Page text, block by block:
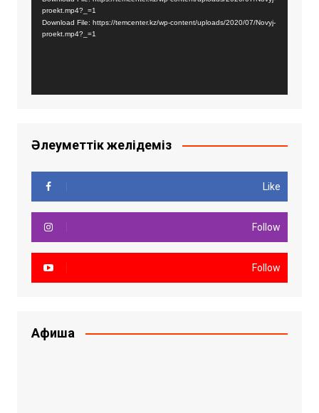
proekt.mp4?_=1
Download File: https://temcenter.kz/wp-content/uploads/2020/07/Novyj-
proekt.mp4?_=1
Әлеуметтік желідеміз
Like
Follow
Follow
Афиша